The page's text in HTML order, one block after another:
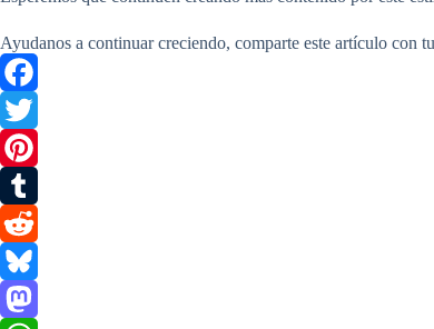
Ayudanos a continuar creciendo, comparte este artículo con
F
a
e
b
o
T
w
ii
n
T
u
m
R
eB